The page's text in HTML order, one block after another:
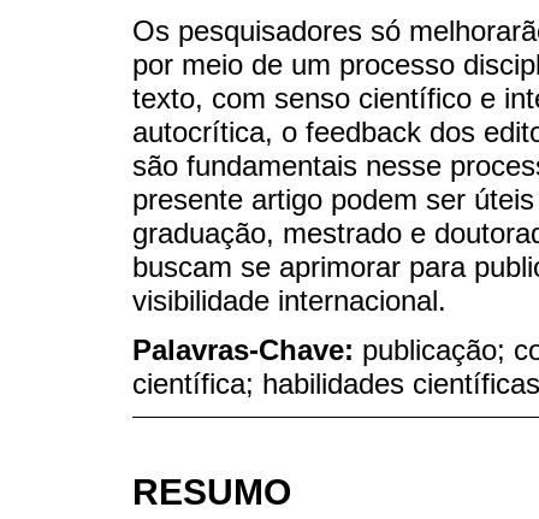
Os pesquisadores só
por meio de um processo
texto, com senso científico e
autocrítica, o feedback dos
são fundamentais nesse
presente artigo podem ser
graduação, mestrado e
buscam se aprimorar para
visibilidade internacional.
Palavras-Chave: publicação;
científica; habilidades
RESUMO